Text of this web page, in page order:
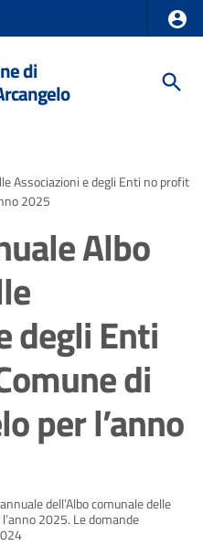
di
Associazioni e degli Enti no profit
2025
Albo
degli Enti
di
per l’anno
dell’Albo comunale delle
2025. Le domande